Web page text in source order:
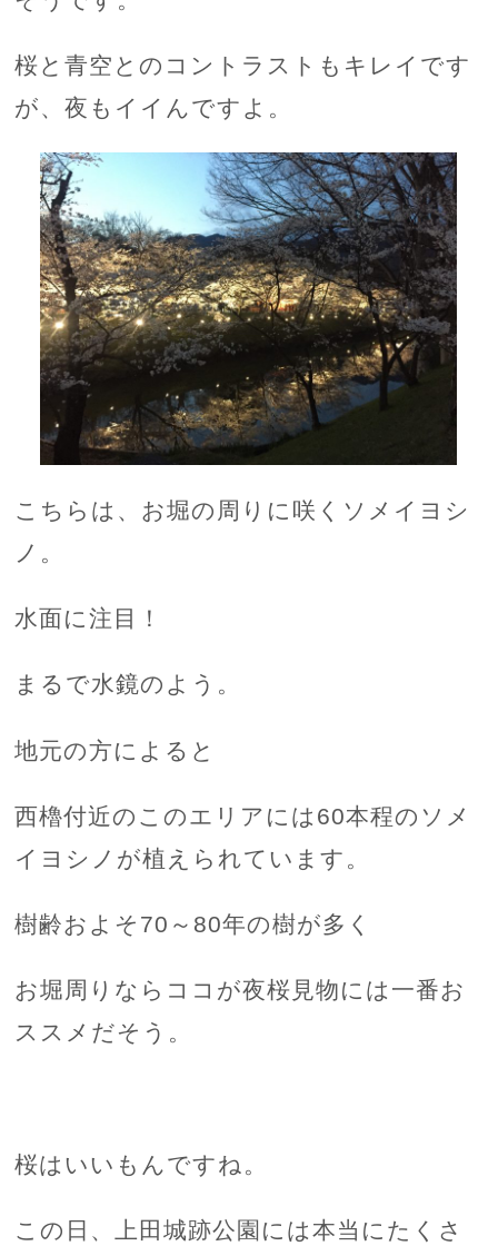
桜と青空とのコントラストもキレイです
が、夜もイイんですよ。
こちらは、お堀の周りに咲くソメイヨシ
ノ。
水面に注目！
まるで水鏡のよう。
地元の方によると
西櫓付近のこのエリアには60本程のソメ
イヨシノが植えられています。
樹齢およそ70～80年の樹が多く
お堀周りならココが夜桜見物には一番お
ススメだそう。
桜はいいもんですね。
この日、上田城跡公園には本当にたくさ